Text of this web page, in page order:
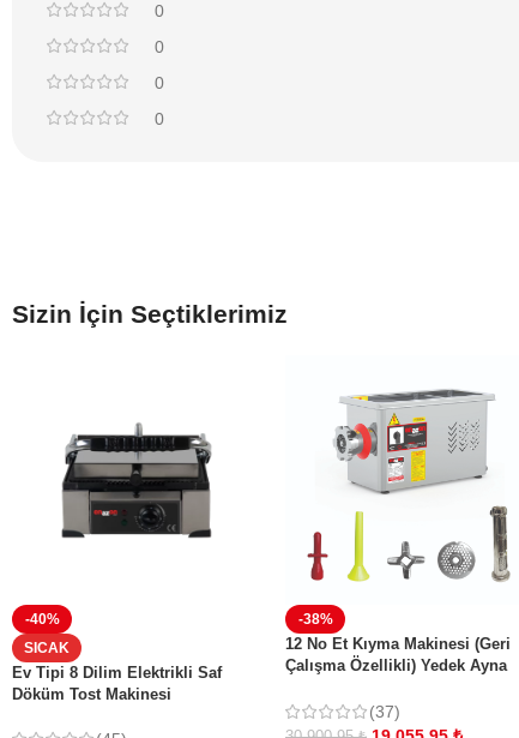
0
0
0
0
Sizin İçin Seçtiklerimiz
-40%
SICAK
Ev Tipi 8 Dilim Elektrikli Saf
Döküm Tost Makinesi
-38%
12 No Et Kıyma Makinesi (Geri
Çalışma Özellikli) Yedek Ayna
Hediyeli
(37)